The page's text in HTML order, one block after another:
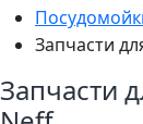
Запчасти
Запчасти